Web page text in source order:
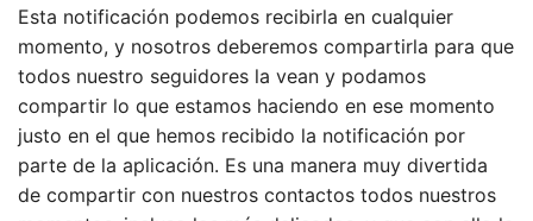
Esta notificación podemos recibirla en cualquier
momento, y nosotros deberemos compartirla para que
todos nuestro seguidores la vean y podamos
compartir lo que estamos haciendo en ese momento
justo en el que hemos recibido la notificación por
parte de la aplicación. Es una manera muy divertida
de compartir con nuestros contactos todos nuestros